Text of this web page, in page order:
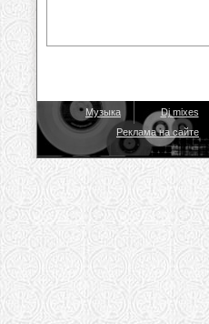
Музыка Dj mixes
Реклама на сайте